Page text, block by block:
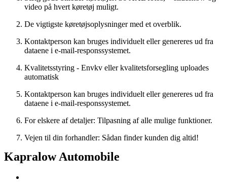
video på hvert køretøj muligt.
De vigtigste køretøjsoplysninger med et overblik.
Kontaktperson kan bruges individuelt eller genereres ud fra
dataene i e-mail-responssystemet.
Kvalitetsstyring - Envkv eller kvalitetsforsegling uploades
automatisk
Kontaktperson kan bruges individuelt eller genereres ud fra
dataene i e-mail-responssystemet.
For elskere af detaljer: Tilpasning af alle mulige funktioner.
Vejen til din forhandler: Sådan finder kunden dig altid!
Kapralow Automobile